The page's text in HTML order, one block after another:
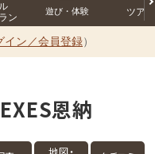
ン
遊び・体験 ツアー
イン／会員登録）
恩納
地図・